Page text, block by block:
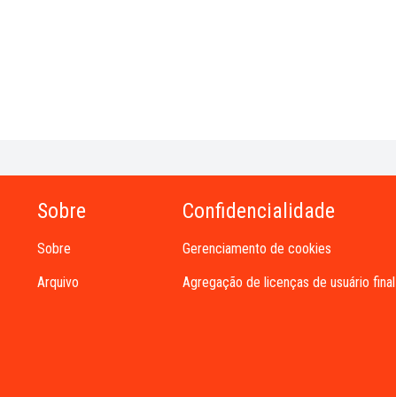
Sobre
Sobre
Arquivo
Confidencialidade
Gerenciamento de cookies
Agregação de licenças de usuário final